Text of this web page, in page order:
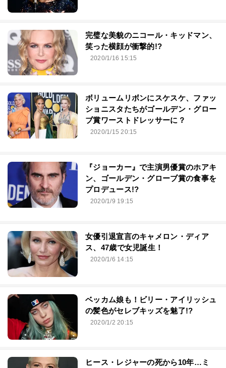
完璧な美貌のニコール・キッドマン、
笑った横顔が衝撃的!?
2020/1/16 15:15
ボリュームリボンにスケスケ、ファッ
ショニスタたちがゴールデン・グロー
ブ賞ワーストドレッサーに？
2020/1/15 20:15
『ジョーカー』で主演男優賞のホアキ
ン、ゴールデン・グローブ賞の食事を
プロデュース!?
2020/1/9 19:15
女優引退宣言のキャメロン・ディア
ス、47歳で女児誕生！
2020/1/6 14:15
ベッカム娘も！ビリー・アイリッシュ
の髪色がセレブキッズを魅了!?
2020/1/2 20:15
ヒース・レジャーの死から10年…ミ